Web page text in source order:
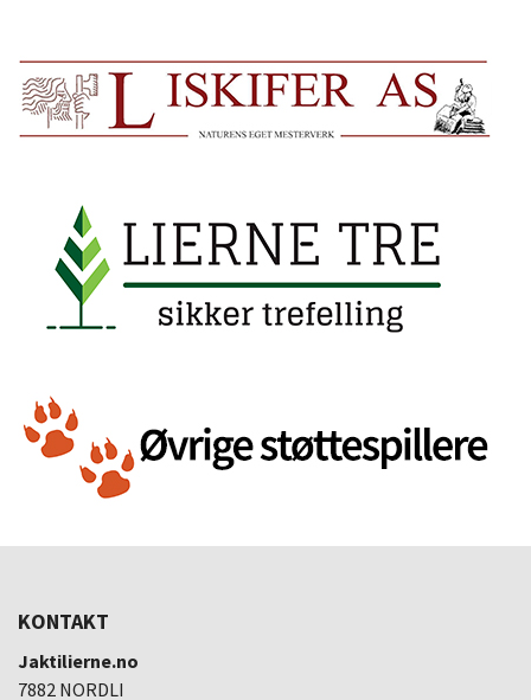
KONTAKT
Jaktilierne.no
7882 NORDLI